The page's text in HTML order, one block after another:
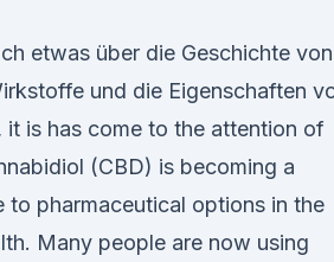
etwas über die Geschichte von
und die Eigenschaften
it is has come to the attention of
(CBD) is becoming a
to pharmaceutical options in the
Many people are now using